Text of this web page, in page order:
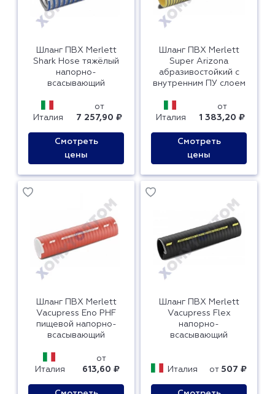
Шланг ПВХ Merlett
Shark Hose тяжёлый
напорно-
всасывающий
Италия
от
7 257,90 ₽
Смотреть
цены
Шланг ПВХ Merlett
Super Arizona
абразивостойкий с
внутренним ПУ слоем
Италия
от
1 383,20 ₽
Смотреть
цены
Шланг ПВХ Merlett
Vacupress Eno PHF
пищевой напорно-
всасывающий
Италия
от
613,60 ₽
Шланг ПВХ Merlett
Vacupress Flex
напорно-
всасывающий
Италия от 507 ₽